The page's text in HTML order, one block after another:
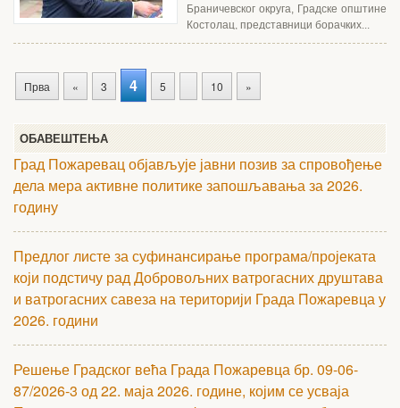
Браничевског округа, Градске општине
Костолац, представници борачких...
Прва « 3 4 5 10 »
ОБАВЕШТЕЊА
Град Пожаревац објављује јавни позив за спровођење
дела мера активне политике запошљавања за 2026.
годину
Предлог листе за суфинансирање програма/пројеката
који подстичу рад Добровољних ватрогасних друштава
и ватрогасних савеза на територији Града Пожаревца у
2026. години
Решење Градског већа Града Пожаревца бр. 09-06-
87/2026-3 од 22. маја 2026. године, којим се усваја